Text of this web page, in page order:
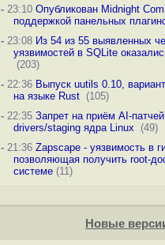
-23:10 Опубликован Midnight
поддержкой панельных
-23:08 Из 54 из 55 выявленных
уязвимостей в SQLite
(203)
-22:36 Выпуск uutils 0.10,
на языке Rust (105)
-22:35 Запрет на приём AI-
drivers/staging ядра Linux
(49)
-21:36 Zapscape - уязвимость в
позволяющая получить root-
системе(11)
Новые